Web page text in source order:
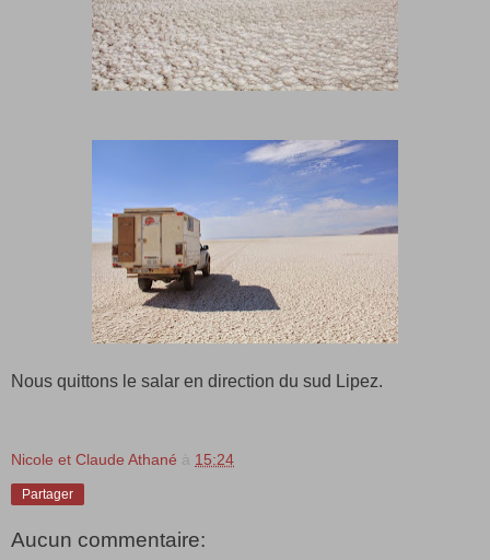
Nous quittons le salar en direction du sud Lipez.
Nicole et Claude Athané à 15:24
Partager
Aucun commentaire: